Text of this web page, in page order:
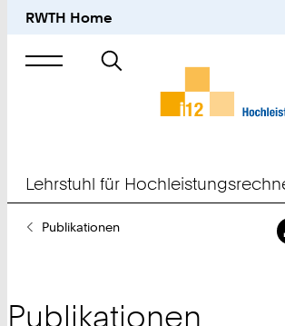
RWTH Home
Suche
nach
Lehrstuhl für
SiePublikationen
Publikationen